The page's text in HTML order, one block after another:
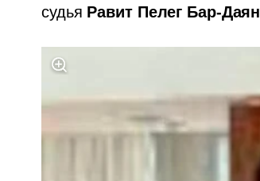
судья Равит Пелег Бар-Даян